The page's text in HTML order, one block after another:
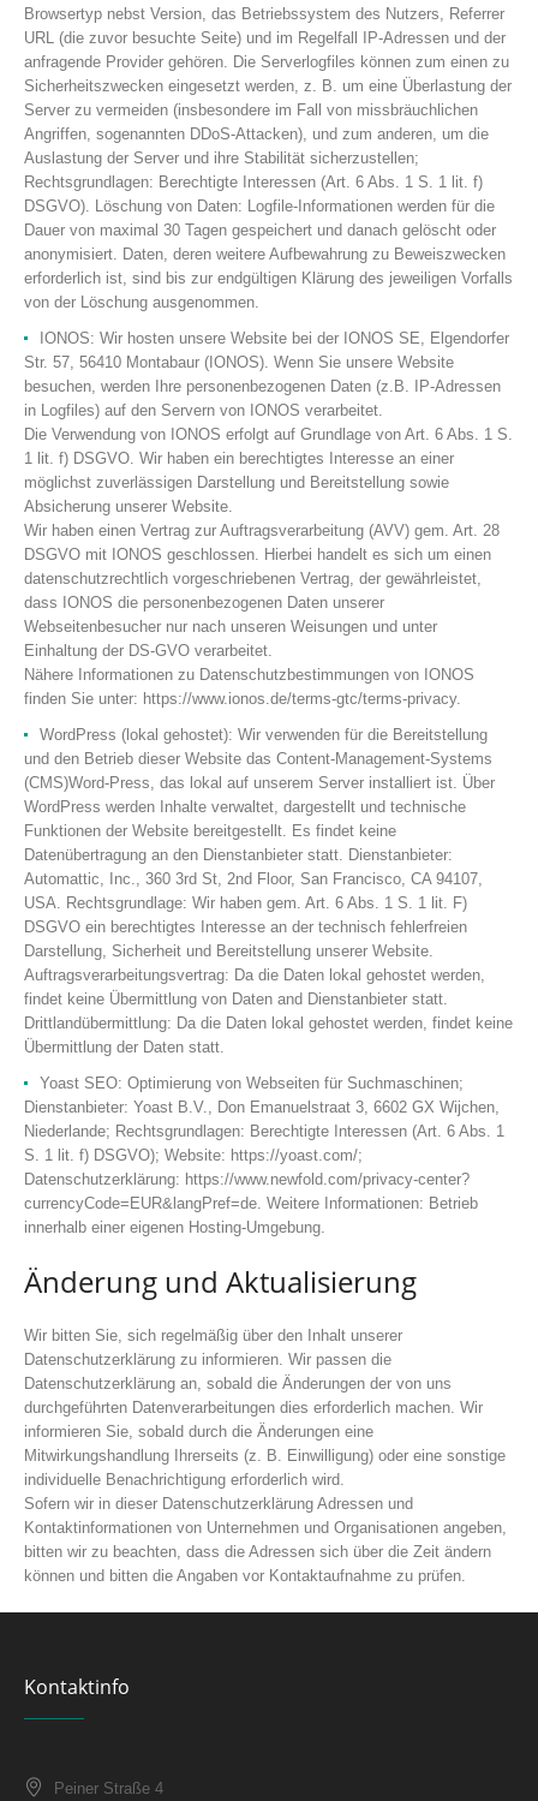
Browsertyp nebst Version, das Betriebssystem des Nutzers, Referrer
URL (die zuvor besuchte Seite) und im Regelfall IP-Adressen und der
anfragende Provider gehören. Die Serverlogfiles können zum einen zu
Sicherheitszwecken eingesetzt werden, z. B. um eine Überlastung der
Server zu vermeiden (insbesondere im Fall von missbräuchlichen
Angriffen, sogenannten DDoS-Attacken), und zum anderen, um die
Auslastung der Server und ihre Stabilität sicherzustellen;
Rechtsgrundlagen: Berechtigte Interessen (Art. 6 Abs. 1 S. 1 lit. f)
DSGVO). Löschung von Daten: Logfile-Informationen werden für die
Dauer von maximal 30 Tagen gespeichert und danach gelöscht oder
anonymisiert. Daten, deren weitere Aufbewahrung zu Beweiszwecken
erforderlich ist, sind bis zur endgültigen Klärung des jeweiligen Vorfalls
von der Löschung ausgenommen.
IONOS: Wir hosten unsere Website bei der IONOS SE, Elgendorfer
Str. 57, 56410 Montabaur (IONOS). Wenn Sie unsere Website
besuchen, werden Ihre personenbezogenen Daten (z.B. IP-Adressen
in Logfiles) auf den Servern von IONOS verarbeitet.
Die Verwendung von IONOS erfolgt auf Grundlage von Art. 6 Abs. 1 S.
1 lit. f) DSGVO. Wir haben ein berechtigtes Interesse an einer
möglichst zuverlässigen Darstellung und Bereitstellung sowie
Absicherung unserer Website.
Wir haben einen Vertrag zur Auftragsverarbeitung (AVV) gem. Art. 28
DSGVO mit IONOS geschlossen. Hierbei handelt es sich um einen
datenschutzrechtlich vorgeschriebenen Vertrag, der gewährleistet,
dass IONOS die personenbezogenen Daten unserer
Webseitenbesucher nur nach unseren Weisungen und unter
Einhaltung der DS-GVO verarbeitet.
Nähere Informationen zu Datenschutzbestimmungen von IONOS
finden Sie unter: https://www.ionos.de/terms-gtc/terms-privacy.
WordPress (lokal gehostet): Wir verwenden für die Bereitstellung
und den Betrieb dieser Website das Content-Management-Systems
(CMS)Word-Press, das lokal auf unserem Server installiert ist. Über
WordPress werden Inhalte verwaltet, dargestellt und technische
Funktionen der Website bereitgestellt. Es findet keine
Datenübertragung an den Dienstanbieter statt. Dienstanbieter:
Automattic, Inc., 360 3rd St, 2nd Floor, San Francisco, CA 94107,
USA. Rechtsgrundlage: Wir haben gem. Art. 6 Abs. 1 S. 1 lit. F)
DSGVO ein berechtigtes Interesse an der technisch fehlerfreien
Darstellung, Sicherheit und Bereitstellung unserer Website.
Auftragsverarbeitungsvertrag: Da die Daten lokal gehostet werden,
findet keine Übermittlung von Daten and Dienstanbieter statt.
Drittlandübermittlung: Da die Daten lokal gehostet werden, findet keine
Übermittlung der Daten statt.
Yoast SEO: Optimierung von Webseiten für Suchmaschinen;
Dienstanbieter: Yoast B.V., Don Emanuelstraat 3, 6602 GX Wijchen,
Niederlande; Rechtsgrundlagen: Berechtigte Interessen (Art. 6 Abs. 1
S. 1 lit. f) DSGVO); Website: https://yoast.com/;
Datenschutzerklärung: https://www.newfold.com/privacy-center?
currencyCode=EUR&langPref=de. Weitere Informationen: Betrieb
innerhalb einer eigenen Hosting-Umgebung.
Änderung und Aktualisierung
Wir bitten Sie, sich regelmäßig über den Inhalt unserer
Datenschutzerklärung zu informieren. Wir passen die
Datenschutzerklärung an, sobald die Änderungen der von uns
durchgeführten Datenverarbeitungen dies erforderlich machen. Wir
informieren Sie, sobald durch die Änderungen eine
Mitwirkungshandlung Ihrerseits (z. B. Einwilligung) oder eine sonstige
individuelle Benachrichtigung erforderlich wird.
Sofern wir in dieser Datenschutzerklärung Adressen und
Kontaktinformationen von Unternehmen und Organisationen angeben,
bitten wir zu beachten, dass die Adressen sich über die Zeit ändern
können und bitten die Angaben vor Kontaktaufnahme zu prüfen.
Kontaktinfo
Peiner Straße 4